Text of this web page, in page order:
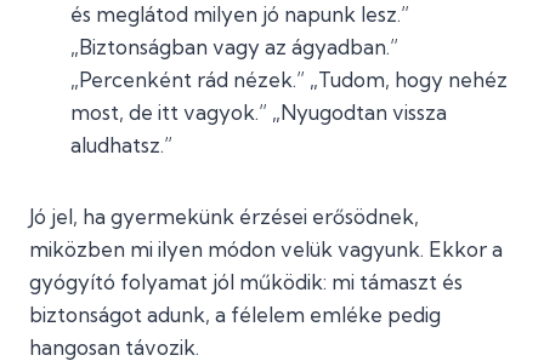
és meglátod milyen jó napunk lesz.”
„Biztonságban vagy az ágyadban.”
„Percenként rád nézek.” „Tudom, hogy nehéz
most, de itt vagyok.” „Nyugodtan vissza
aludhatsz.”
Jó jel, ha gyermekünk érzései erősödnek,
miközben mi ilyen módon velük vagyunk. Ekkor a
gyógyító folyamat jól működik: mi támaszt és
biztonságot adunk, a félelem emléke pedig
hangosan távozik.